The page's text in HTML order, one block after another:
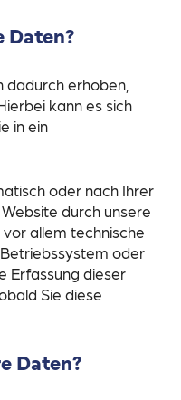
Daten?
dadurch erhoben,
kann es sich
in ein
oder nach Ihrer
durch unsere
allem technische
oder
Erfassung dieser
Sie diese
Daten?